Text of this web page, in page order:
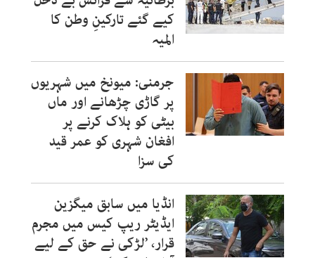
کیے گئے تارکینِ وطن کا
المیہ
جرمنی: میونخ میں شہریوں
پر گاڑی چڑھانے اور ماں
بیٹی کو ہلاک کرنے پر
افغان شہری کو عمر قید
کی سزا
انڈیا میں سابق میگزین
ایڈیٹر ریپ کیس میں مجرم
قرار، ’لڑکی نے حق کے لیے